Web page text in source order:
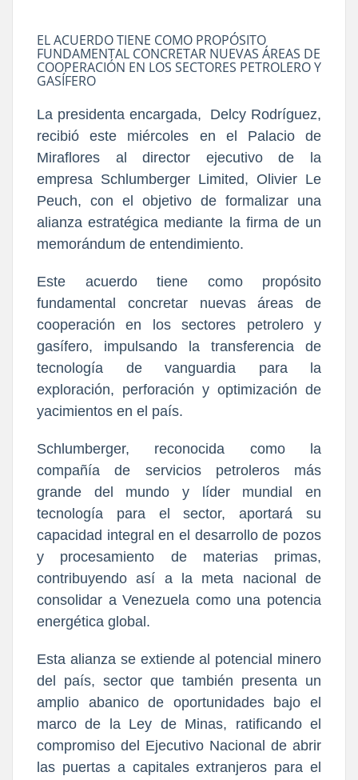
EL ACUERDO TIENE COMO PROPÓSITO
FUNDAMENTAL CONCRETAR NUEVAS ÁREAS DE
COOPERACIÓN EN LOS SECTORES PETROLERO Y
GASÍFERO
La presidenta encargada, Delcy Rodríguez,
recibió este miércoles en el Palacio de
Miraflores al director ejecutivo de la
empresa Schlumberger Limited, Olivier Le
Peuch, con el objetivo de formalizar una
alianza estratégica mediante la firma de un
memorándum de entendimiento.
Este acuerdo tiene como propósito
fundamental concretar nuevas áreas de
cooperación en los sectores petrolero y
gasífero, impulsando la transferencia de
tecnología de vanguardia para la
exploración, perforación y optimización de
yacimientos en el país.
Schlumberger, reconocida como la
compañía de servicios petroleros más
grande del mundo y líder mundial en
tecnología para el sector, aportará su
capacidad integral en el desarrollo de pozos
y procesamiento de materias primas,
contribuyendo así a la meta nacional de
consolidar a Venezuela como una potencia
energética global.
Esta alianza se extiende al potencial minero
del país, sector que también presenta un
amplio abanico de oportunidades bajo el
marco de la Ley de Minas, ratificando el
compromiso del Ejecutivo Nacional de abrir
las puertas a capitales extranjeros para el